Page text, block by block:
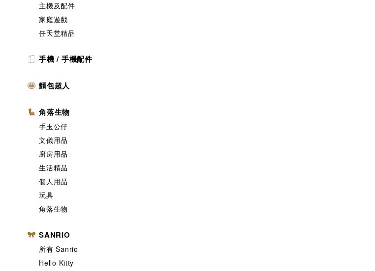
主機及配件
家庭遊戲
任天堂精品
手機 / 手機配件
麵包超人
角落生物
手玉公仔
文儀用品
廚房用品
生活精品
個人用品
玩具
角落生物
SANRIO
所有 Sanrio
Hello Kitty